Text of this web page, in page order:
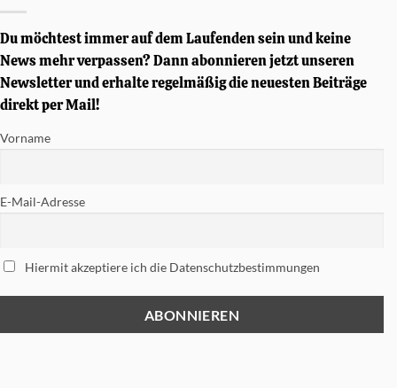
Soundworks
gewinnen
Du möchtest immer auf dem Laufenden sein und keine
News mehr verpassen? Dann abonnieren jetzt unseren
Newsletter und erhalte regelmäßig die neuesten Beiträge
direkt per Mail!
Vorname
E-Mail-Adresse
Hiermit akzeptiere ich die Datenschutzbestimmungen